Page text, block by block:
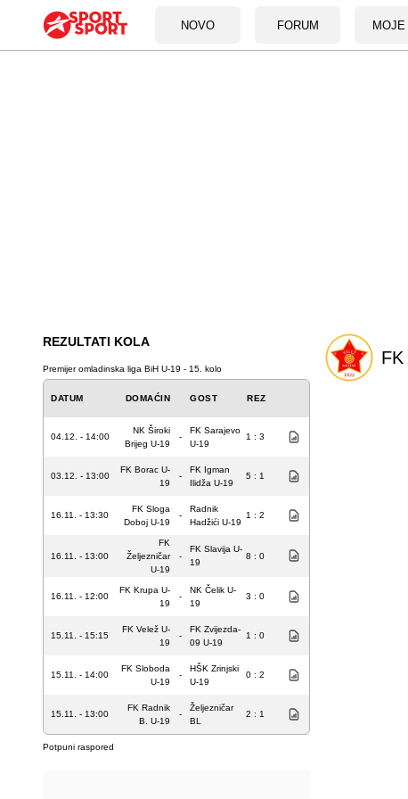
NOVO FORUM
REZULTATI KOLA
Premijer omladinska liga BiH U-19 - 15. kolo
DATUM DOMAĆIN GOST REZ
04.12. - 14:00
NK Široki
Brijeg U-19
-
FK Sarajevo
U-19
1 : 3
03.12. - 13:00
FK Borac U-
19
-
FK Igman
Ilidža U-19
5 : 1
16.11. - 13:30
FK Sloga
Doboj U-19
-
Radnik
Hadžići U-19
1 : 2
16.11. - 13:00
FK
Željezničar
U-19
-
FK Slavija U-
19
8 : 0
16.11. - 12:00
FK Krupa U-
19
-
NK Čelik U-
19
3 : 0
15.11. - 15:15
FK Velež U-
19
-
FK Zvijezda-
09 U-19
1 : 0
15.11. - 14:00
FK Sloboda
U-19
-
HŠK Zrinjski
U-19
0 : 2
15.11. - 13:00
FK Radnik
B. U-19
-
Željezničar
BL
2 : 1
Potpuni raspored
FK